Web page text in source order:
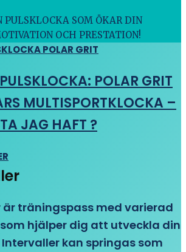
PULSKLOCKA SOM ÖKAR DIN
OCH PRESTATION!
POLAR GRIT
MULTISPORTKLOCKA –
JAG HAFT ?
är träningspass med varierad
hjälper dig att utveckla din
kan springas som